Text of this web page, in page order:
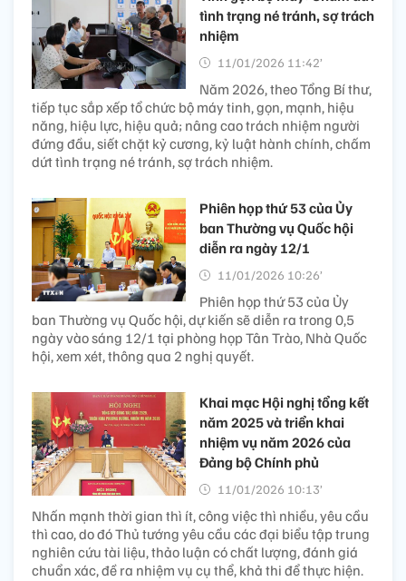
tình trạng né tránh, sợ trách
nhiệm
11/01/2026 11:42’
Năm 2026, theo Tổng Bí thư,
tiếp tục sắp xếp tổ chức bộ máy tinh, gọn, mạnh, hiệu
năng, hiệu lực, hiệu quả; nâng cao trách nhiệm người
đứng đầu, siết chặt kỷ cương, kỷ luật hành chính, chấm
dứt tình trạng né tránh, sợ trách nhiệm.
Phiên họp thứ 53 của Ủy
ban Thường vụ Quốc hội
diễn ra ngày 12/1
11/01/2026 10:26’
Phiên họp thứ 53 của Ủy
ban Thường vụ Quốc hội, dự kiến sẽ diễn ra trong 0,5
ngày vào sáng 12/1 tại phòng họp Tân Trào, Nhà Quốc
hội, xem xét, thông qua 2 nghị quyết.
Khai mạc Hội nghị tổng kết
năm 2025 và triển khai
nhiệm vụ năm 2026 của
Đảng bộ Chính phủ
11/01/2026 10:13’
Nhấn mạnh thời gian thì ít, công việc thì nhiều, yêu cầu
thì cao, do đó Thủ tướng yêu cầu các đại biểu tập trung
nghiên cứu tài liệu, thảo luận có chất lượng, đánh giá
chuẩn xác, đề ra nhiệm vụ cụ thể, khả thi để thực hiện.